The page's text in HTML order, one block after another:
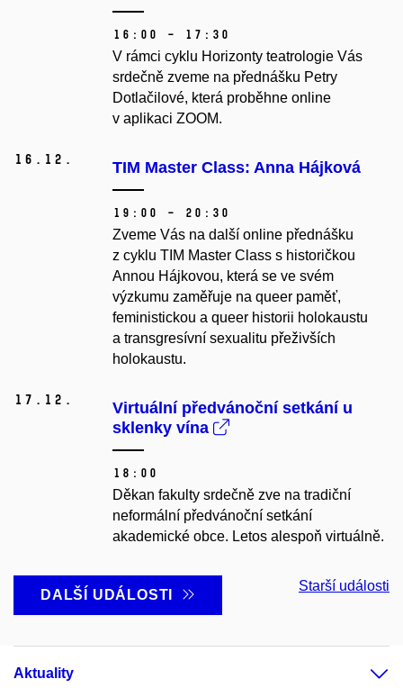
16:00 – 17:30
V rámci cyklu Horizonty teatrologie Vás
srdečně zveme na přednášku Petry
Dotlačilové, která proběhne online
v aplikaci ZOOM.
16. 12. TIM Master Class: Anna Hájková
19:00 – 20:30
Zveme Vás na další online přednášku
z cyklu TIM Master Class s historičkou
Annou Hájkovou, která se ve svém
výzkumu zaměřuje na queer paměť,
feministickou a queer historii holokaustu
a transgresívní sexualitu přeživších
holokaustu.
17. 12.
Virtuální předvánoční setkání u
sklenky vína
18:00
Děkan fakulty srdečně zve na tradiční
neformální předvánoční setkání
akademické obce. Letos alespoň virtuálně.
DALŠÍ UDÁLOSTI
Starší události
Aktuality